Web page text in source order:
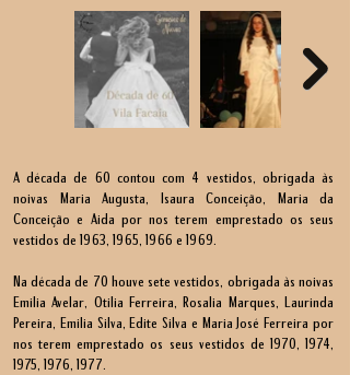
A década de 60 contou com 4 vestidos, obrigada às
noivas Maria Augusta, Isaura Conceição, Maria da
Conceição e Aida por nos terem emprestado os seus
vestidos de 1963, 1965, 1966 e 1969.
Na década de 70 houve sete vestidos, obrigada às noivas
Emilia Avelar, Otilia Ferreira, Rosalia Marques, Laurinda
Pereira, Emilia Silva, Edite Silva e Maria José Ferreira por
nos terem emprestado os seus vestidos de 1970, 1974,
1975, 1976, 1977.